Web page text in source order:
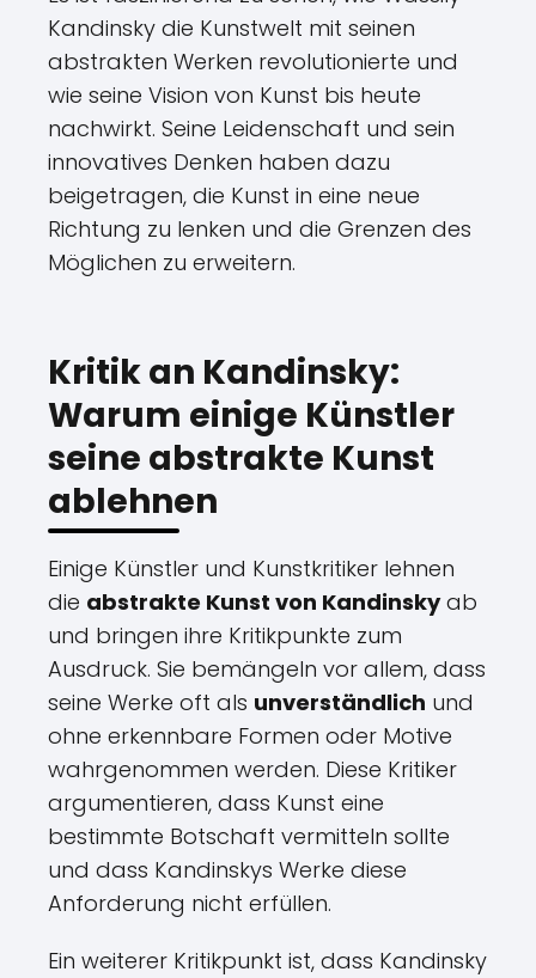
Kandinsky die Kunstwelt mit seinen
abstrakten Werken revolutionierte und
wie seine Vision von Kunst bis heute
nachwirkt. Seine Leidenschaft und sein
innovatives Denken haben dazu
beigetragen, die Kunst in eine neue
Richtung zu lenken und die Grenzen des
Möglichen zu erweitern.
Kritik an Kandinsky:
Warum einige Künstler
seine abstrakte Kunst
ablehnen
Einige Künstler und Kunstkritiker lehnen
die abstrakte Kunst von Kandinskyab
und bringen ihre Kritikpunkte zum
Ausdruck. Sie bemängeln vor allem, dass
seine Werke oft als unverständlich und
ohne erkennbare Formen oder Motive
wahrgenommen werden. Diese Kritiker
argumentieren, dass Kunst eine
bestimmte Botschaft vermitteln sollte
und dass Kandinskys Werke diese
Anforderung nicht erfüllen.
Ein weiterer Kritikpunkt ist, dass Kandinsky